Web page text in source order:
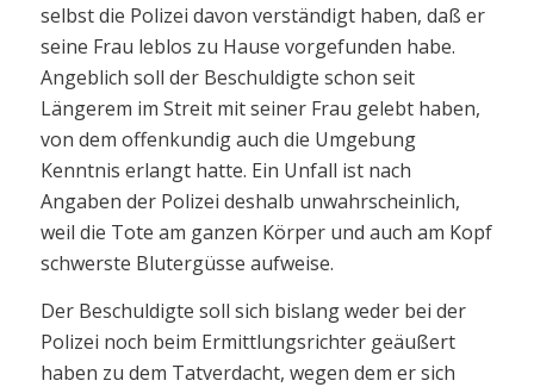
selbst die Polizei davon verständigt haben, daß er
seine Frau leblos zu Hause vorgefunden habe.
Angeblich soll der Beschuldigte schon seit
Längerem im Streit mit seiner Frau gelebt haben,
von dem offenkundig auch die Umgebung
Kenntnis erlangt hatte. Ein Unfall ist nach
Angaben der Polizei deshalb unwahrscheinlich,
weil die Tote am ganzen Körper und auch am Kopf
schwerste Blutergüsse aufweise.
Der Beschuldigte soll sich bislang weder bei der
Polizei noch beim Ermittlungsrichter geäußert
haben zu dem Tatverdacht, wegen dem er sich